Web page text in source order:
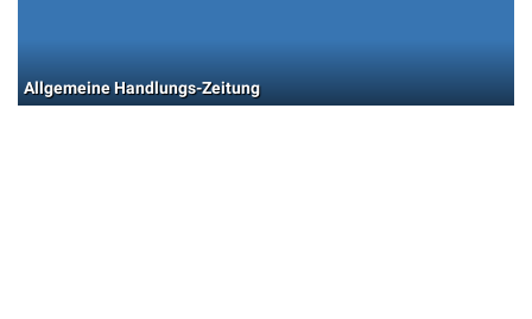
Allgemeine Handlungs-Zeitung